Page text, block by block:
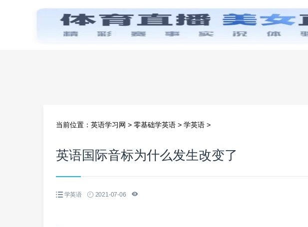
首页 零基础学英语
当前位置： 英语学习网 > 零基础学英语 > 学英语 >
英语国际音标为什么发生改变了
学英语 2021-07-06